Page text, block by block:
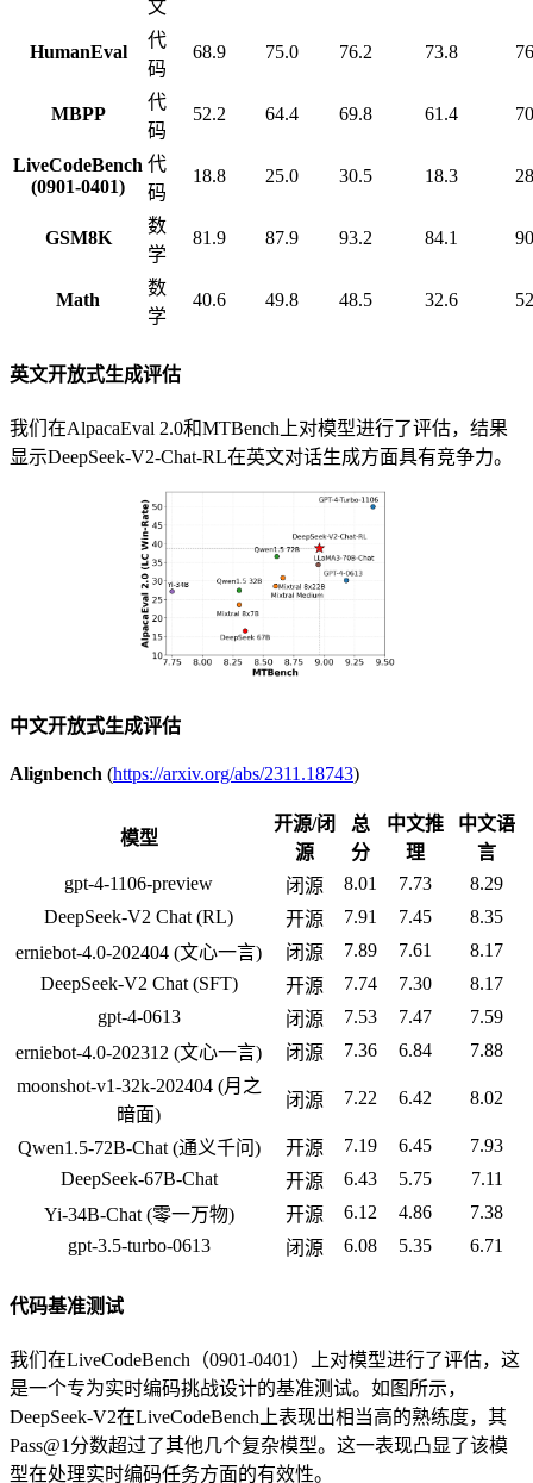
文
HumanEval
代
码
68.9 75.0 76.2 73.8
MBPP
代
码
52.2 64.4 69.8 61.4
LiveCodeBench
(0901-0401)
代
码
18.8 25.0 30.5 18.3
GSM8K
数
学
81.9 87.9 93.2 84.1
Math
数
学
40.6 49.8 48.5 32.6
英文开放式生成评估
我们在AlpacaEval 2.0和MTBench上对模型进行了评估，结果
显示DeepSeek-V2-Chat-RL在英文对话生成方面具有竞争力。
中文开放式生成评估
Alignbench (https://arxiv.org/abs/2311.18743)
模型
开源/闭
源
总
分
中文推
理
中文语
言
gpt-4-1106-preview
闭源 8.01 7.73
8.29
DeepSeek-V2 Chat (RL)
开源 7.91 7.45
8.35
erniebot-4.0-202404 (文心一言)
闭源 7.89 7.61
8.17
DeepSeek-V2 Chat (SFT)
开源 7.74 7.30
8.17
gpt-4-0613
闭源 7.53 7.47
7.59
erniebot-4.0-202312 (文心一言)
闭源 7.36 6.84
7.88
moonshot-v1-32k-202404 (月之
暗面)
闭源 7.22 6.42 8.02
Qwen1.5-72B-Chat (通义千问) 开源 7.19 6.45
7.93
DeepSeek-67B-Chat
开源 6.43 5.75
7.11
Yi-34B-Chat (零一万物)
开源 6.12 4.86
7.38
gpt-3.5-turbo-0613
闭源 6.08 5.35 6.71
代码基准测试
我们在LiveCodeBench（0901-0401）上对模型进行了评估，这
是一个专为实时编码挑战设计的基准测试。如图所示，
DeepSeek-V2在LiveCodeBench上表现出相当高的熟练度，其
Pass@1分数超过了其他几个复杂模型。这一表现凸显了该模
型在处理实时编码任务方面的有效性。